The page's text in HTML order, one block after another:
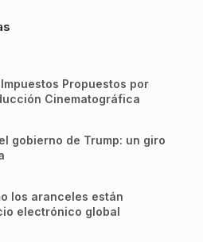
Propuestos por
Cinematográfica
gobierno de Trump: un giro
los aranceles están
electrónico global